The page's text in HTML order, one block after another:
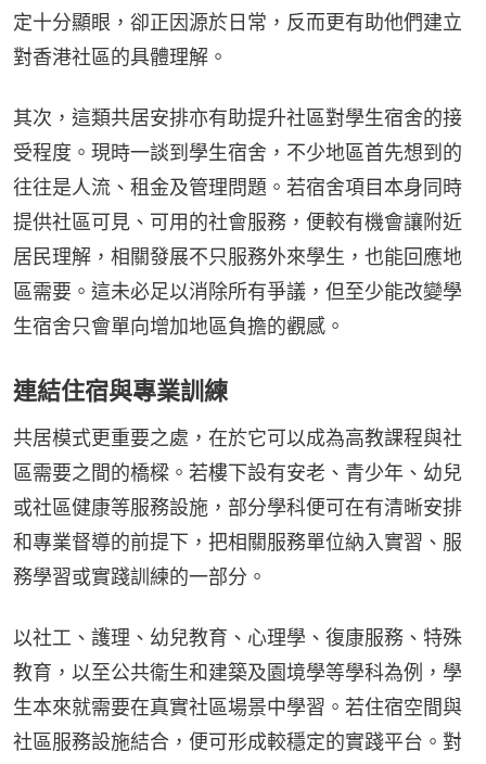
定十分顯眼，卻正因源於日常，反而更有助他們建立
對香港社區的具體理解。
其次，這類共居安排亦有助提升社區對學生宿舍的接
受程度。現時一談到學生宿舍，不少地區首先想到的
往往是人流、租金及管理問題。若宿舍項目本身同時
提供社區可見、可用的社會服務，便較有機會讓附近
居民理解，相關發展不只服務外來學生，也能回應地
區需要。這未必足以消除所有爭議，但至少能改變學
生宿舍只會單向增加地區負擔的觀感。
連結住宿與專業訓練
共居模式更重要之處，在於它可以成為高教課程與社
區需要之間的橋樑。若樓下設有安老、青少年、幼兒
或社區健康等服務設施，部分學科便可在有清晰安排
和專業督導的前提下，把相關服務單位納入實習、服
務學習或實踐訓練的一部分。
以社工、護理、幼兒教育、心理學、復康服務、特殊
教育，以至公共衞生和建築及園境學等學科為例，學
生本來就需要在真實社區場景中學習。若住宿空間與
社區服務設施結合，便可形成較穩定的實踐平台。對